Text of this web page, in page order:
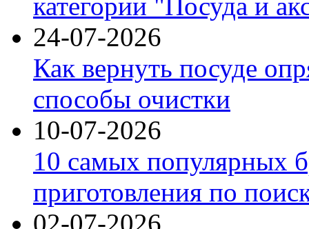
24-07-2026
Как вернуть посуде
способы очистки
10-07-2026
10 самых популярных
приготовления по